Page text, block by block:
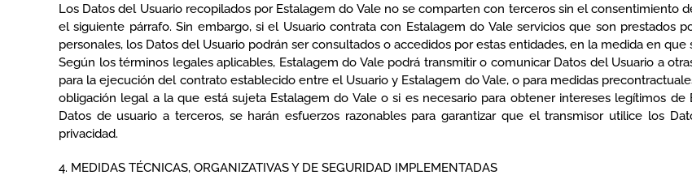
Los Datos del Usuario recopilados por Estalagem do Vale no se comparten con terceros sin el consentimiento
el siguiente párrafo. Sin embargo, si el Usuario contrata con Estalagem do Vale servicios que son prestados
personales, los Datos del Usuario podrán ser consultados o accedidos por estas entidades, en la medida en
Según los términos legales aplicables, Estalagem do Vale podrá transmitir o comunicar Datos del Usuario a
para la ejecución del contrato establecido entre el Usuario y Estalagem do Vale, o para medidas
obligación legal a la que está sujeta Estalagem do Vale o si es necesario para obtener intereses legítimos
Datos de usuario a terceros, se harán esfuerzos razonables para garantizar que el transmisor utilice los
privacidad.
4. MEDIDAS TÉCNICAS, ORGANIZATIVAS Y DE SEGURIDAD IMPLEMENTADAS